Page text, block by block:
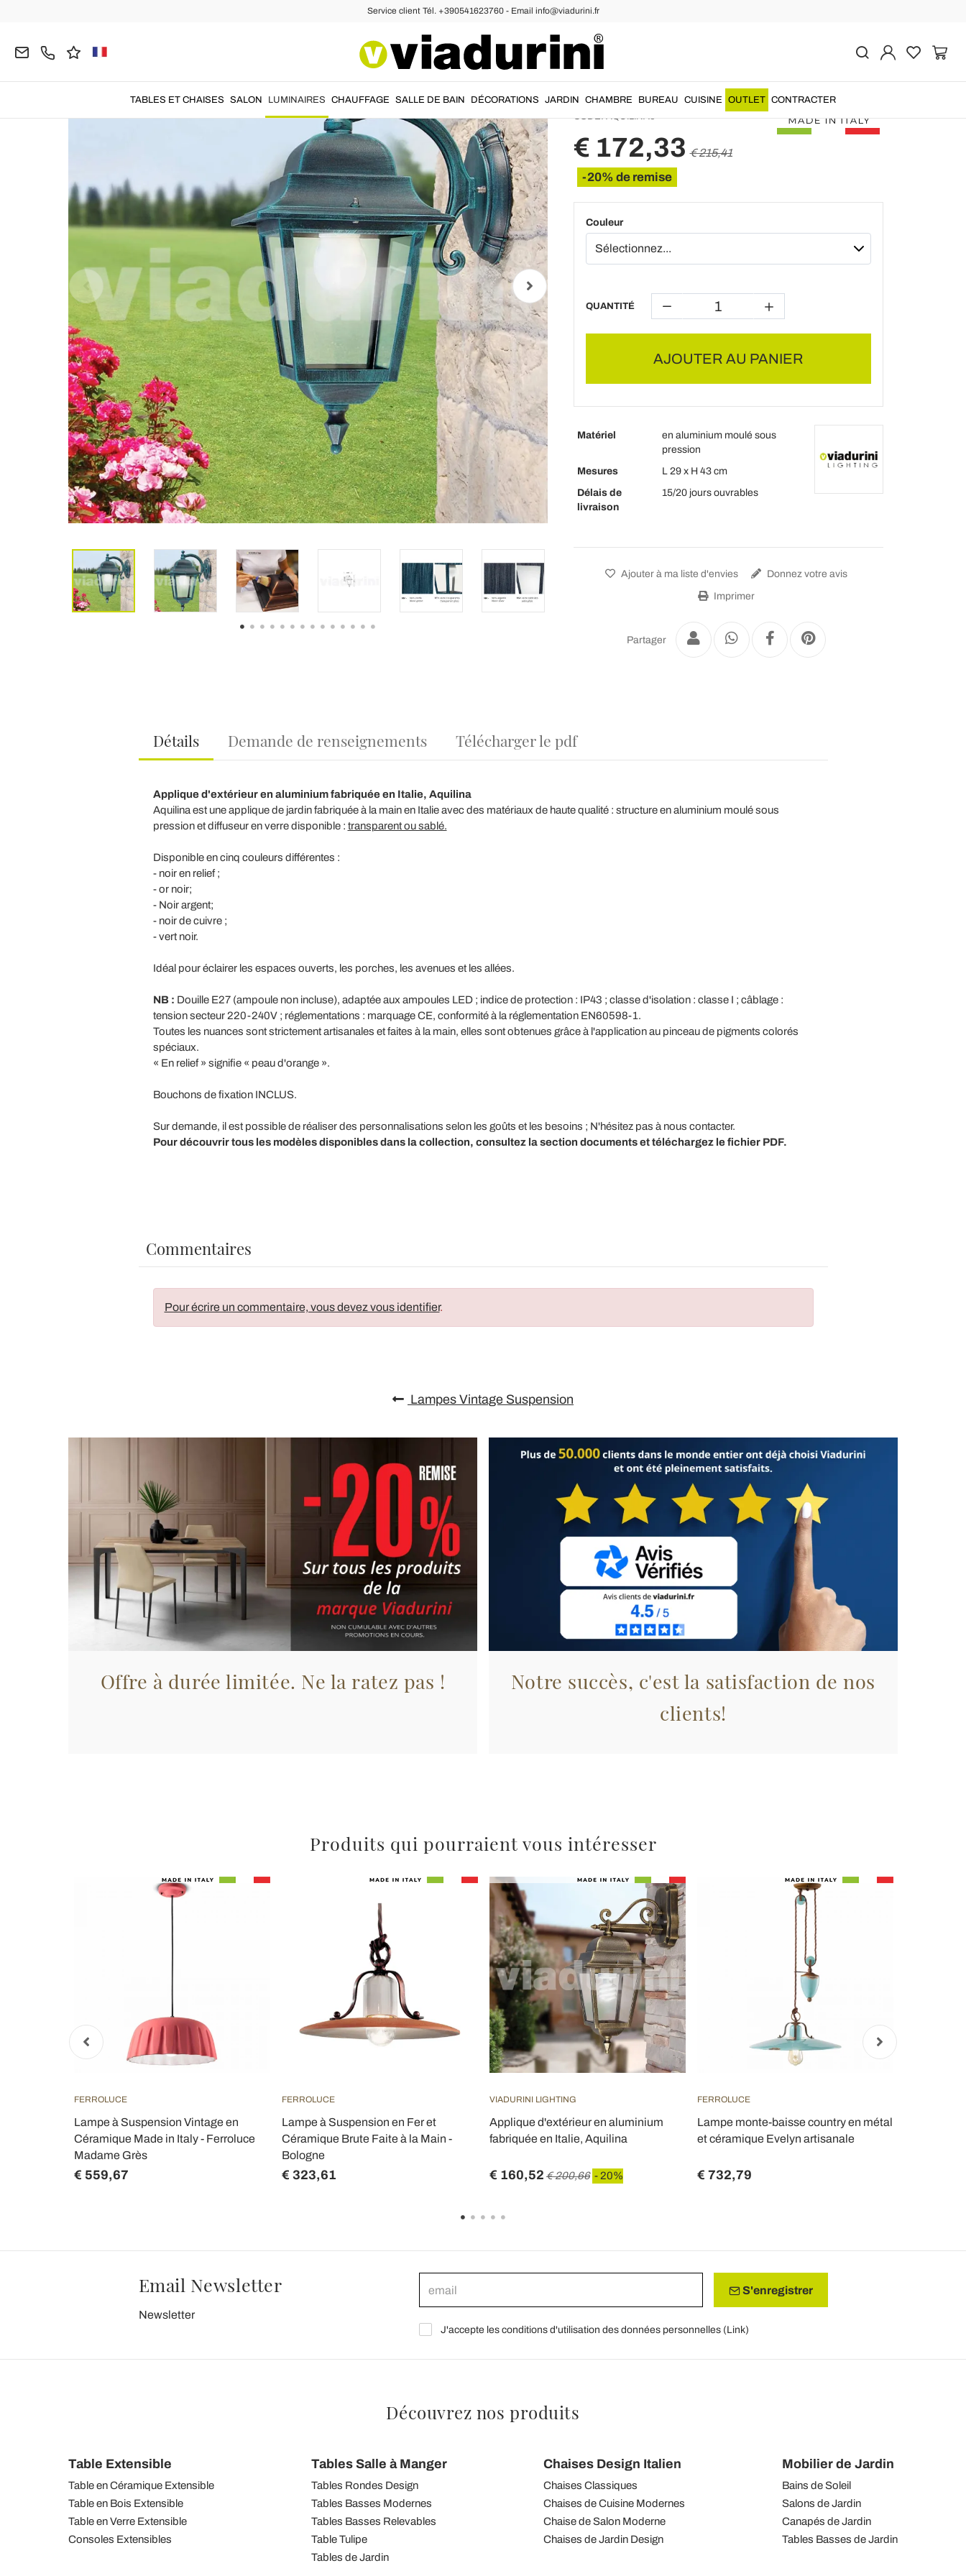
Service client Tél. +390541623760 - Email info@viadurini.fr
TABLES ET CHAISES SALON LUMINAIRES CHAUFFAGE SALLE DE BAIN DÉCORATIONS JARDIN CHAMBRE BUREAU CUISINE OUTLET CONTRACTER
Applique en aluminium
fabriquée en Italie, Aquilina
CODE:AQUILINA6
€ 172,33 € 215,41
-20% de remise
Couleur
QUANTITÉ
AJOUTER AU PANIER
Matériel
en aluminium moulé sous
pression
Mesures
L 29 x H 43 cm
Délais de
livraison
15/20 jours ouvrables
Ajouter à ma liste d'envies Donnez votre avis
Imprimer
Partager
Détails Demande de renseignements Télécharger le pdf
Applique d'extérieur en aluminium fabriquée en Italie, Aquilina
Aquilina est une applique de jardin fabriquée à la main en Italie avec des matériaux de haute qualité : structure en aluminium moulé sous
pression et diffuseur en verre disponible : transparent ou sablé.
Disponible en cinq couleurs différentes :
- noir en relief ;
- or noir;
- Noir argent;
- noir de cuivre ;
- vert noir.
Idéal pour éclairer les espaces ouverts, les porches, les avenues et les allées.
NB : Douille E27 (ampoule non incluse), adaptée aux ampoules LED ; indice de protection : IP43 ; classe d'isolation : classe I ; câblage :
tension secteur 220-240V ; réglementations : marquage CE, conformité à la réglementation EN60598-1.
Toutes les nuances sont strictement artisanales et faites à la main, elles sont obtenues grâce à l'application au pinceau de pigments colorés
spéciaux.
« En relief » signifie « peau d'orange ».
Bouchons de fixation INCLUS.
Sur demande, il est possible de réaliser des personnalisations selon les goûts et les besoins ; N'hésitez pas à nous contacter.
Pour découvrir tous les modèles disponibles dans la collection, consultez la section documents et téléchargez le fichier PDF.
Commentaires
Pour écrire un commentaire, vous devez vous identifier.
Lampes Vintage Suspension
Offre à durée limitée. Ne la ratez pas !
Notre succès, c'est la satisfaction de nos
clients!
Produits qui pourraient vous intéresser
FERROLUCE
Lampe à Suspension Vintage en
Céramique Made in Italy - Ferroluce
Madame Grès
€ 559,67
FERROLUCE
Lampe à Suspension en Fer et
Céramique Brute Faite à la Main -
Bologne
€ 323,61
VIADURINI LIGHTING
Applique d'extérieur en aluminium
fabriquée en Italie, Aquilina
€ 160,52 € 200,66 - 20%
FERROLUCE
Lampe monte-baisse country en métal
et céramique Evelyn artisanale
€ 732,79
Email Newsletter
Newsletter
S'enregistrer
J'accepte les conditions d'utilisation des données personnelles (Link)
Découvrez nos produits
Table Extensible
Table en Céramique Extensible
Table en Bois Extensible
Table en Verre Extensible
Consoles Extensibles
Tables Salle à Manger
Tables Rondes Design
Tables Basses Modernes
Tables Basses Relevables
Table Tulipe
Tables de Jardin
Chaises Design Italien
Chaises Classiques
Chaises de Cuisine Modernes
Chaise de Salon Moderne
Chaises de Jardin Design
Mobilier de Jardin
Bains de Soleil
Salons de Jardin
Canapés de Jardin
Tables Basses de Jardin